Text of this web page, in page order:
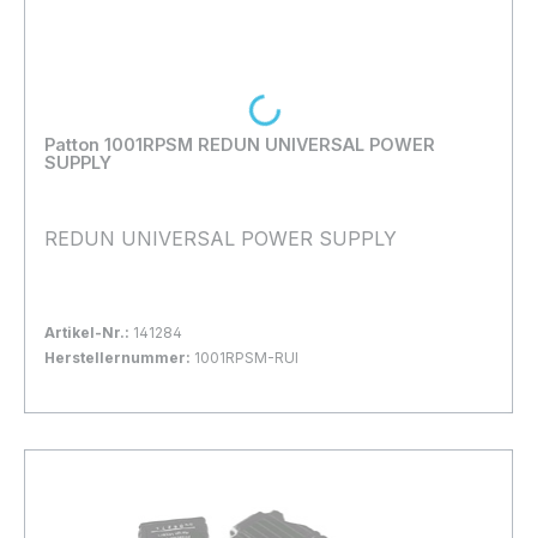
Patton 1001RPSM REDUN UNIVERSAL POWER
SUPPLY
REDUN UNIVERSAL POWER SUPPLY
Artikel-Nr.: 141284
Herstellernummer: 1001RPSM-RUI
In den Warenkorb
Loading...